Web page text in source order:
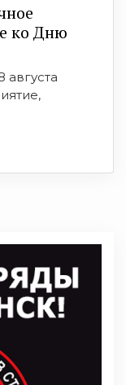
ко Дню
августа